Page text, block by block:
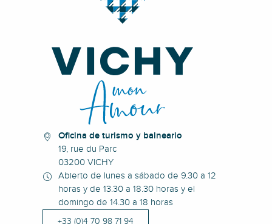
Oficina de turismo y balneario
19, rue du Parc
03200 VICHY
Abierto de lunes a sábado de 9.30 a 12
horas y de 13.30 a 18.30 horas y el
domingo de 14.30 a 18 horas
+33 (0)4 70 98 71 94